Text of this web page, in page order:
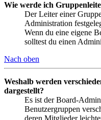
Wie werde ich
Der Leiter einer
Administration
Wenn du eine eigene
solltest du einen
Nach oben
Weshalb werden
dargestellt?
Es ist der Board-
Benutzergruppen